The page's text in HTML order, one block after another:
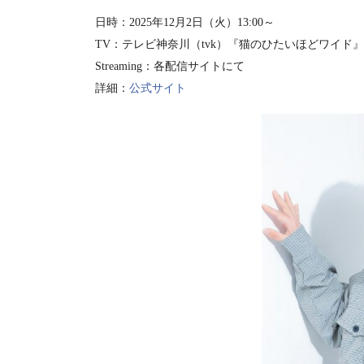
日時：2025年12月2日（火）13:00～
TV：テレビ神奈川（tvk）『猫のひたいほどワイド
Streaming：各配信サイトにて
詳細： 公式サイト